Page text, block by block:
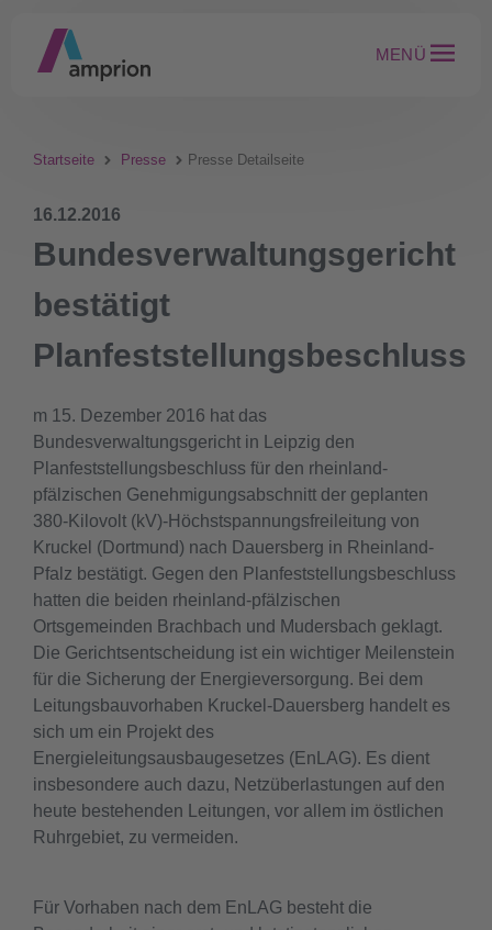
MENÜ
Startseite Presse Presse Detailseite
16.12.2016
Bundesverwaltungsgericht
bestätigt
Planfeststellungsbeschluss
m 15. Dezember 2016 hat das
Bundesverwaltungsgericht in Leipzig den
Planfeststellungsbeschluss für den rheinland-
pfälzischen Genehmigungsabschnitt der geplanten
380-Kilovolt (kV)-Höchstspannungsfreileitung von
Kruckel (Dortmund) nach Dauersberg in Rheinland-
Pfalz bestätigt. Gegen den Planfeststellungsbeschluss
hatten die beiden rheinland-pfälzischen
Ortsgemeinden Brachbach und Mudersbach geklagt.
Die Gerichtsentscheidung ist ein wichtiger Meilenstein
für die Sicherung der Energieversorgung. Bei dem
Leitungsbauvorhaben Kruckel-Dauersberg handelt es
sich um ein Projekt des
Energieleitungsausbaugesetzes (EnLAG). Es dient
insbesondere auch dazu, Netzüberlastungen auf den
heute bestehenden Leitungen, vor allem im östlichen
Ruhrgebiet, zu vermeiden.
Für Vorhaben nach dem EnLAG besteht die